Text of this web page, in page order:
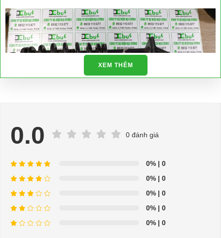
Bạn nên chọn mua Xe điện sân golf chất lượng giá
tốt ở đâu?
cho xe hoặc có vấn đề gì cần được hỗ trợ, quý khách vui lòng liên
XEM THÊM
0.0 0 đánh giá
0% | 0
0% | 0
0% | 0
0% | 0
0% | 0